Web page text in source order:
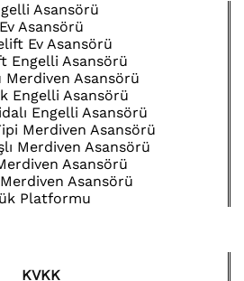
Asansörü
Ev Asansörü
Ev Asansörü
Engelli Asansörü
Asansörü
Engelli Asansörü
Engelli Asansörü
Merdiven Asansörü
Merdiven Asansörü
Asansörü
Asansörü
Platformu
KVKK